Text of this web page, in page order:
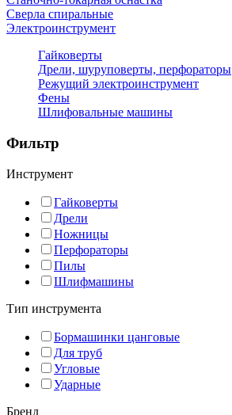
Сверла спиральные
Электроинструмент
Гайковерты
Дрели, шуруповерты, перфораторы
Режущий электроинструмент
Фены
Шлифовальные машины
Фильтр
Инструмент
Гайковерты
Дрели
Ножницы
Перфораторы
Пилы
Шлифмашины
Тип инструмента
Бормашинки цанговые
Для труб
Угловые
Ударные
Бренд